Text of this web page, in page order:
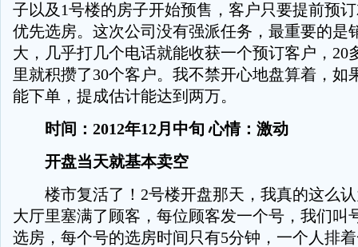
子以及1号楼的房子开始预售，客户只要提前预
优先选房。这次公司没有强派任务，最重要的是
大，几乎打几个电话就能收获一个预订客户，20
里就积攒了30个客户。我不禁开心地盘算着，如
能下单，提成估计能达到两万。
时间：2012年12月中旬 心情：激动
开盘当天就基本卖空
楼市复活了！2号楼开盘那天，我真的这么认
大厅里塞满了顾客，每位顾客发一个号，我们叫
选房，每个号的选房时间只有5分钟，一个人排